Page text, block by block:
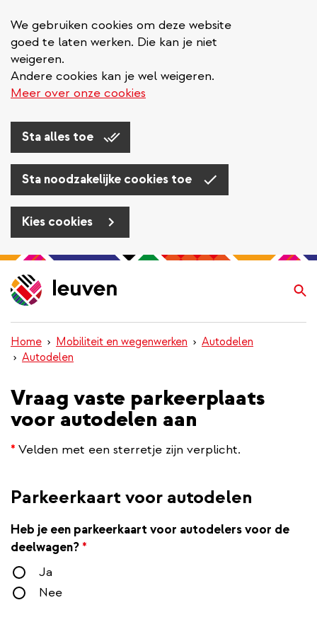
We gebruiken cookies om deze website
goed te laten werken. Die kan je niet
weigeren.
Andere cookies kan je wel weigeren.
Meer over onze cookies
Sta alles toe
Sta noodzakelijke cookies toe
Kies cookies
Overslaan
en
naar
inhoud
gaan
Home Mobiliteit en wegenwerken
Autodelen
Autodelen
Vraag vaste parkeerplaats
voor autodelen aan
* Velden met een sterretje zijn verplicht.
Parkeerkaart voor autodelen
Heb je een parkeerkaart voor autodelers voor de
deelwagen? *
Ja
Nee